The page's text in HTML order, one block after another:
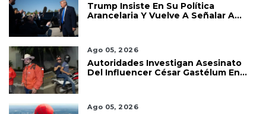
Trump Insiste En Su Política
Arancelaria Y Vuelve A Señalar A
Ago 05, 2026
Autoridades Investigan Asesinato
Del Influencer César Gastélum En
Ago 05, 2026